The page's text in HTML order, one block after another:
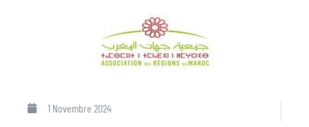
1 Novembre 2024